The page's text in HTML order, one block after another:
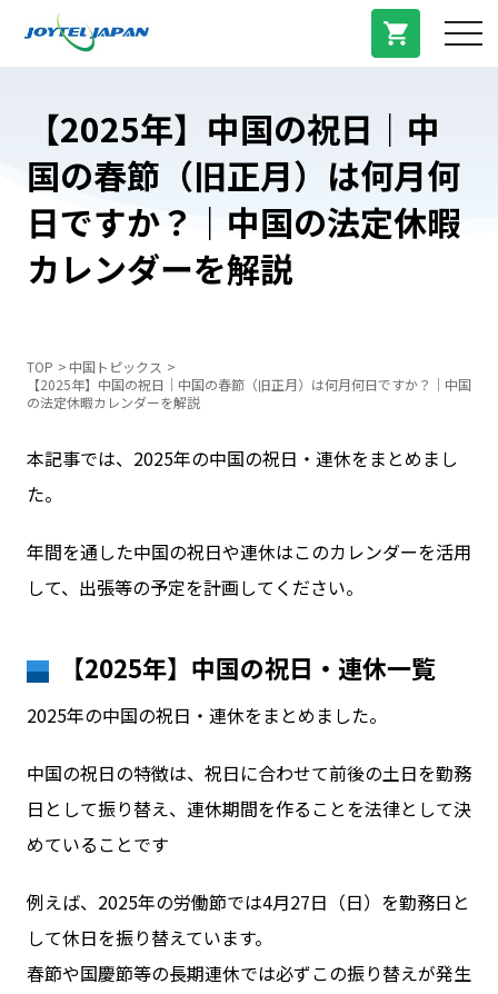
お問い合わせ
ログイン
料金プラン
プラン/商品
中国トピックス
法人登録
【2025年】中国の祝日｜中
国の春節（旧正月）は何月何
日ですか？｜中国の法定休暇
カレンダーを解説
TOP
中国トピックス
【2025年】中国の祝日｜中国の春節（旧正月）は何月何日ですか？｜中国
の法定休暇カレンダーを解説
本記事では、2025年の中国の祝日・連休をまとめまし
た。
年間を通した中国の祝日や連休はこのカレンダーを活用
して、出張等の予定を計画してください。
【2025年】中国の祝日・連休一覧
2025年の中国の祝日・連休をまとめました。
中国の祝日の特徴は、祝日に合わせて前後の土日を勤務
日として振り替え、連休期間を作ることを法律として決
めていることです
例えば、2025年の労働節では4月27日（日）を勤務日と
して休日を振り替えています。
春節や国慶節等の長期連休では必ずこの振り替えが発生